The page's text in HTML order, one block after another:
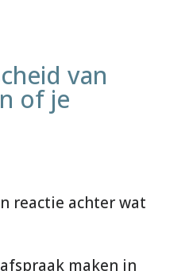
van
of je
reactie achter wat
maken in